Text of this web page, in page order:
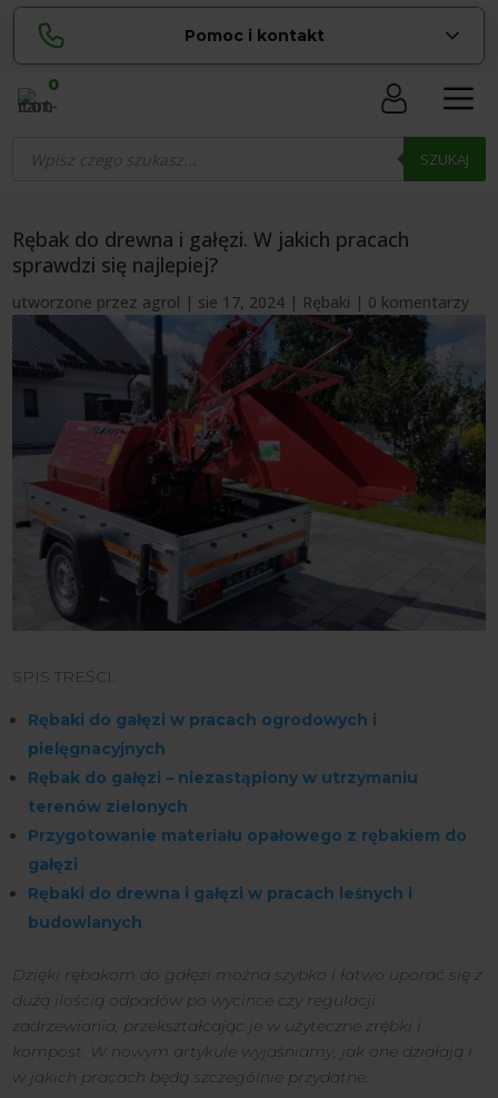
Pomoc i kontakt
Sylwia
pokaż numer
729 856 ...
zamowienia@ ...
biuro@ ... pokaż e-mail
Biuro obsługi klienta czynne Pn-Sb: 8:00 – 20:00
0
produktów SZUKAJ
Rębak do drewna i gałęzi. W jakich pracach
sprawdzi się najlepiej?
utworzone przez agrol | sie 17, 2024 | Rębaki | 0 komentarzy
SPIS TREŚCI:
Rębaki do gałęzi w pracach ogrodowych i
pielęgnacyjnych
Rębak do gałęzi – niezastąpiony w utrzymaniu
terenów zielonych
Przygotowanie materiału opałowego z rębakiem do
gałęzi
Rębaki do drewna i gałęzi w pracach leśnych i
budowlanych
Dzięki rębakom do gałęzi można szybko i łatwo uporać się z
dużą ilością odpadów po wycince czy regulacji
zadrzewiania, przekształcając je w użyteczne zrębki i
kompost. W nowym artykule wyjaśniamy, jak one działają i
w jakich pracach będą szczególnie przydatne.